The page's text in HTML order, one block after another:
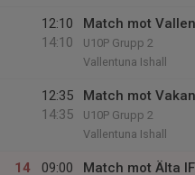
12:10
14:10
Match mot
U10P Grupp 2
Vallentuna Ishall
12:35
14:35
Match mot
U10P Grupp 2
Vallentuna Ishall
14
09:00
Match mot Älta